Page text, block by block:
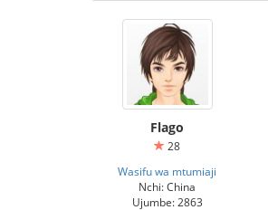
Flago
28
Wasifu wa mtumiaji
Nchi: China
Ujumbe: 2863